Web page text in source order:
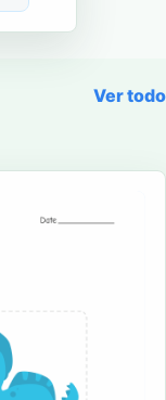
Ver todo